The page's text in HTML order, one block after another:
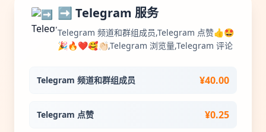
➡️ Telegram 服务
Telegram 频道和群组成员,Telegram 点赞👍🤩
🎉🔥❤️🥰👏🏻,Telegram 浏览量,Telegram 评论
Telegram 频道和群组成员 ¥40.00
Telegram 点赞 ¥0.25